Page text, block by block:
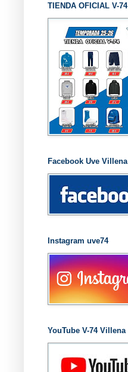
TIENDA OFICIAL V-74
Facebook Uve Villena
Instagram uve74
YouTube V-74 Villena